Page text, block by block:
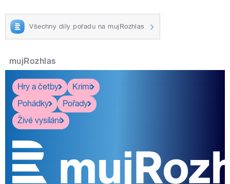
Všechny díly pořadu na mujRozhlas
mujRozhlas
Hry a četby
Krimi
Pohádky
Pořady
Živé vysílání